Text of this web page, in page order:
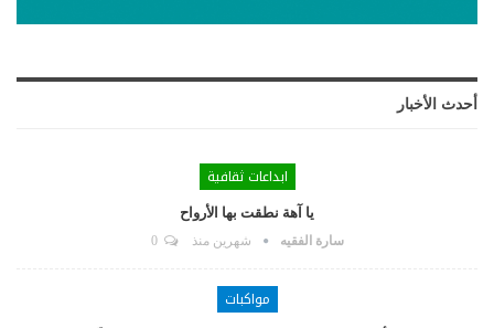
أحدث الأخبار
ابداعات ثقافية
يا آهة نطقت بها الأرواح
سارة الفقيه شهرين منذ 0
مواكبات